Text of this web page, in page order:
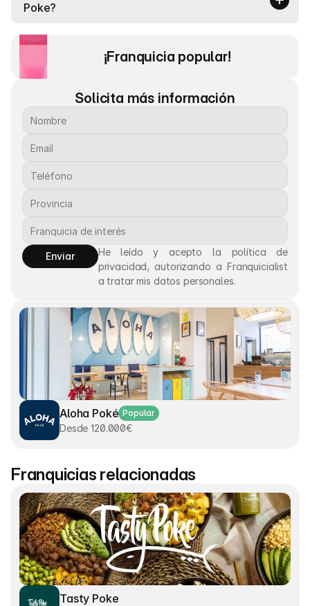
Poke?
¡Franquicia popular!
Solicita más información
Enviar
He leído y acepto la política de
privacidad, autorizando a Franquicialist
a tratar mis datos personales.
Aloha Poké Popular
Desde 120.000€
Franquicias relacionadas
Tasty Poke